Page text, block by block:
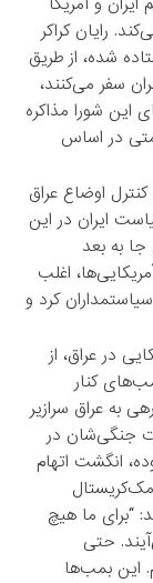
رایان کراکر
شده، از طریق
سفر می‌کنند،
این شورا مذاکره
در اساس
اوضاع عراق
ایران در این
جا به بعد
اغلب
کرد و
در عراق، از
کنار
به عراق سرازیر
۲۰ درصد تلفات جنگی‌شان در
انگشت اتهام
“برای ما هیچ
حتی
این بمب‌ها